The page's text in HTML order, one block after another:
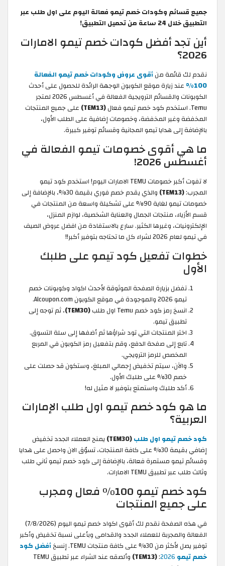
جميع قسائم وكودات خصم تيمو فعالة اليوم على اول طلب عبر
التطبيق خلال 24 ساعة من تحميل التطبيق!
أين تجد أفضل كودات خصم تيمو الامارات
2026؟
نقدم لك قائمة منأقوى عروض وكودات خصم تيمو الفعالة
100%
عند زيارة موقع الكوبون الوجهة الرائدة للحصول على أحدث
الكوبونات والقسائم الترويجية الفعالة في أغسطس 2026 لمتجر
Temu. استخدم كود خصم تيمو فعال
(TEM13)
على جميع المنتجات
المخفضة وغير المخفضة، وخصومات إضافية على الطلب الأول،
بالإضافة إلى هدايا تيمو المجانية وقسائم توفير كبيرة.
ما هي أقوى خصومات تيمو الفعالة في
أغسطس 2026!
لا تفوت أكبر خصومات TEMU الامارات اليوم! استخدم كود تيمو
المجرب:(TEM13)
والذي يقدم خصم فوري بقيمة 30%، بالإضافة إلى
خصومات تيمو لغاية 90% على تشكيلة واسعة من المنتجات في
قسم الأزياء، منتجات الجمال والعناية الشخصية، لوازم المنزل،
الإلكترونيات، وغيرها الكثير. سارع بالاستفادة من افضل عروض الصيف
في تيمو لعام 2026 لشراء كل ما تحتاجه بتوفير أكبر!!
خطوات تفعيل كود تيمو على طلبك
الأول
تفضل بزيارة الصفحة الموثوقة لأحدث اكواد وكوبونات خصم
تيمو 2026 والموجودة في موقع الكوبون Alcoupon.com.
انسخ رمز كود خصم Temu اول طلب
(TEM30)
، ثم توجه إلى
تطبيق تيمو.
اختر المنتجات التي تود شراؤها ثم أضفها إلى سلة التسوق.
تابع إلى صفحة الدفع، وقم بتفعيل رمز الكوبون في المربع
المخصص للرمز الترويجي.
والآن، سيتم تخفيض إجمالي المبلغ، وستكون قد حصلت على
خصم 30% على طلبك الأول.
أكد طلبك واستمتع بتوفير لا مثيل له!
ما هو كود خصم تيمو اول طلب الإمارات
العربية؟
كود خصم تيمو اول طلب(TEM30)
يمنح العملاء الجدد تخفيض
إضافي بقيمة 30% على كافة المنتجات، تسوّق الان واحصل على هدايا
وقسائم تيمو مستمرة فعالة، بالإضافة إلى كود خصم تيمو ثاني طلب
وثالث طلب عبر تطبيق TEMU الامارات.
كود خصم تيمو 100% فعال ومجرب
على جميع المنتجات
في هذه الصفحة نقدم لك أقوى اكواد خصم تيمو اليوم (7/8/2026)
الفعالة والمجربة للعملاء الجدد والقدامى وبأعلى نسبة تخفيض وأكبر
توفير يصل لأكثر من 30% على كافة منتجات TEMU. إنسخ
أفضل كود
خصم تيمو
:
(TEM13)
وألصقه عند الشراء عبر تطبيق TEMU